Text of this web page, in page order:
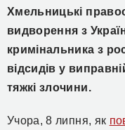
Хмельницькі
видворення з
кримінальника з
відсидів у
тяжкі злочини.
Учора, 8 липня, як